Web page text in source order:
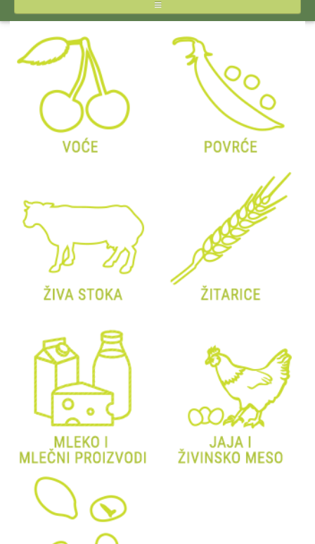
NASLOVNA
O STIPSU
IZVEŠTAJI CENA
INPUTI
JAJA I ŽIVINSKO MESO
POVRĆE
VOĆE
ŽITARICE
ŽIVA STOKA
REPORTERI